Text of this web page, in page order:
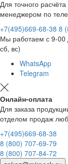
Для точного
менеджером по
+7(495)669-68-38 8
Мы работаем с 9-00
сб, вс)
WhatsApp
Telegram
Онлайн-оплата
Для заказа
отделом продаж
+7(495)669-68-38
8 (800) 707-69-79
8 (800) 707-84-72